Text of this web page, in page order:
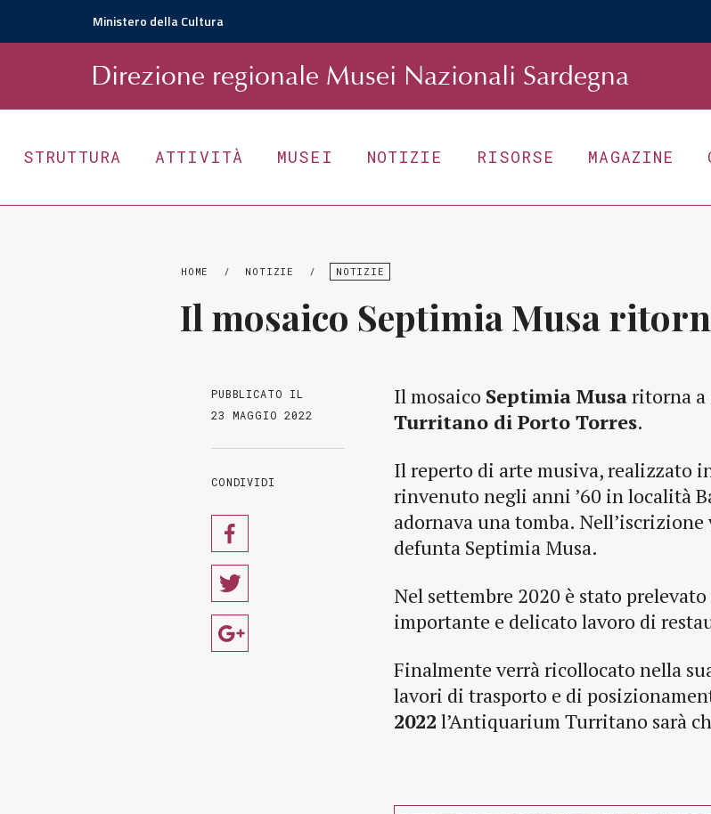
Ministero della Cultura
Direzione regionale Musei Nazionali Sardegna
STRUTTURA ATTIVITÀ MUSEI NOTIZIE RISORSE MAGAZINE
HOME / NOTIZIE / NOTIZIE
Il mosaico Septimia Musa
PUBBLICATO IL
23 MAGGIO 2022
CONDIVIDI
Il mosaico Septimia Musaritorna a
Turritano di Porto Torres.
Il reperto di arte musiva, realizzato
rinvenuto negli anni ’60 in località
adornava una tomba.
defunta Septimia Musa.
Nel settembre 2020 è stato
importante e delicato lavoro di
Finalmente verrà ricollocato nella
lavori di trasporto e di
2022 l’Antiquarium Turritano sarà